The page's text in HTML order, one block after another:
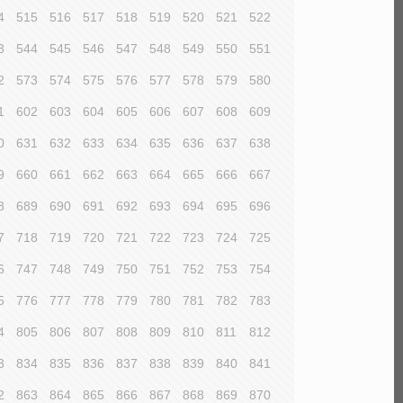
515 516 517 518 519 520 521 522
544 545 546 547 548 549 550 551
573 574 575 576 577 578 579 580
602 603 604 605 606 607 608 609
631 632 633 634 635 636 637 638
660 661 662 663 664 665 666 667
689 690 691 692 693 694 695 696
718 719 720 721 722 723 724 725
747 748 749 750 751 752 753 754
776 777 778 779 780 781 782 783
805 806 807 808 809 810 811 812
834 835 836 837 838 839 840 841
863 864 865 866 867 868 869 870